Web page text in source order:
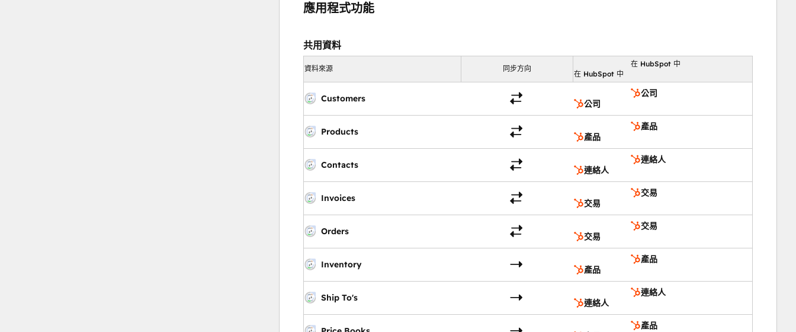
應用程式功能
共用資料
資料來源 同步方向
在 HubSpot 中
在 HubSpot 中
Customers
公司
公司
Products
產品
產品
Contacts
連絡人
連絡人
Invoices
交易
交易
Orders
交易
交易
Inventory
產品
產品
Ship To's
連絡人
連絡人
產品